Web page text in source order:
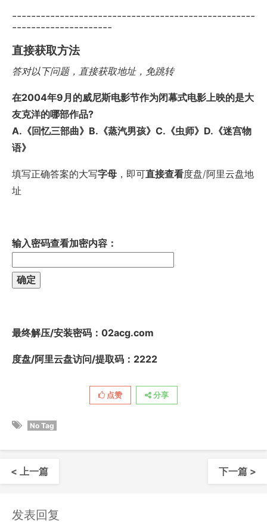
---------------------------------------------------
---------------------
直接获取方法
答对以下问题，直接获取地址，免跳转
在2004年9月的威尼斯电影节作为闭幕式电影上映的是大
友克洋的哪部作品?
A.《回忆三部曲》B.《蒸汽男孩》C.《虫师》D.《迷宫物
语》
填写正确答案的大写字母 ，即可直接查看度盘/阿里云盘地
址
输入密码查看加密内容：
最终解压/安装密码 ：02acg.com
度盘/阿里云盘访问/提取码：2222
点赞 分享
No Tag
< 上一篇 下一篇 >
发表回复